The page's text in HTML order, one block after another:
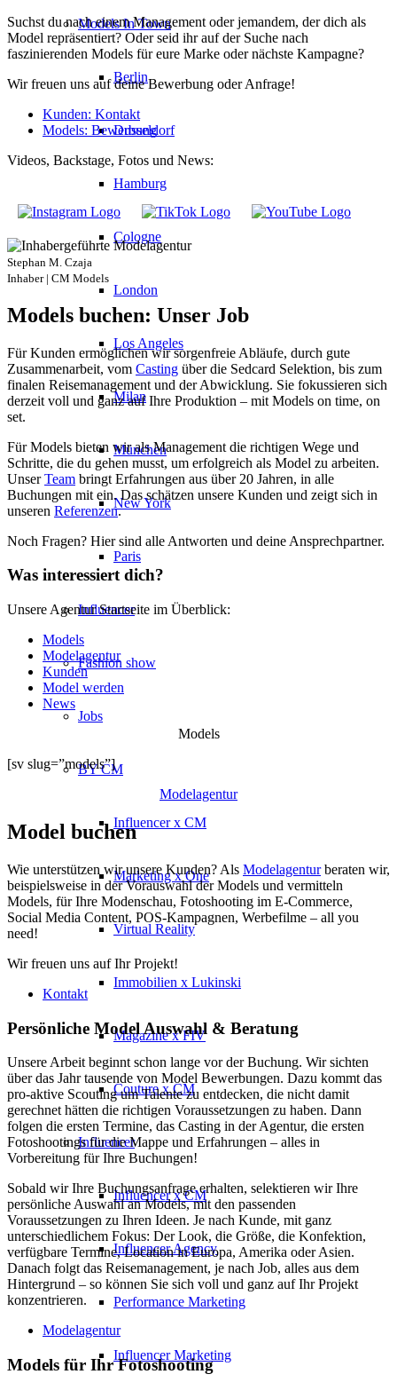
Models In Town
Berlin
Dusseldorf
Hamburg
Cologne
London
Los Angeles
Milan
München
New York
Paris
Influencer
Fashion show
Jobs
BY CM
Influencer x CM
Marketing x One
Virtual Reality
Immobilien x Lukinski
Magazine x FIV
Couture x CM
Influencer
Influencer x CM
Influencer Agency
Performance Marketing
Influencer Marketing
Suchst du nach einem Management oder jemandem, der dich als
Model repräsentiert? Oder seid ihr auf der Suche nach
faszinierenden Models für eure Marke oder nächste Kampagne?
Wir freuen uns auf deine Bewerbung oder Anfrage!
Kunden: Kontakt
Models: Bewerbung
Videos, Backstage, Fotos und News:
Stephan M. Czaja
Inhaber | CM Models
Models buchen: Unser Job
Für Kunden ermöglichen wir sorgenfreie Abläufe, durch gute
Zusammenarbeit, vom Casting über die Sedcard Selektion, bis zum
finalen Reisemanagement und der Abwicklung. Sie fokussieren sich
derzeit voll und ganz auf Ihre Produktion – mit Models on time, on
set.
Für Models bieten wir als Management die richtigen Wege und
Schritte, die du gehen musst, um erfolgreich als Model zu arbeiten.
UnserTeam bringt Erfahrungen aus über 20 Jahren, in alle
Buchungen mit ein. Das schätzen unsere Kunden und zeigt sich in
unseren Referenzen.
Noch Fragen? Hier sind alle Antworten und deine Ansprechpartner.
Was interessiert dich?
Unsere Agentur Startseite im Überblick:
Models
Modelagentur
Kunden
Model werden
News
Models
[sv slug=”models”]
Modelagentur
Model buchen
Wie unterstützen wir unsere Kunden? Als Modelagenturberaten wir,
beispielsweise in der Vorauswahl der Models und vermitteln
Models, für Ihre Modenschau, Fotoshooting im E-Commerce,
Social Media Content, POS-Kampagnen, Werbefilme – all you
need!
Wir freuen uns auf Ihr Projekt!
Kontakt
Persönliche Model Auswahl & Beratung
Unsere Arbeit beginnt schon lange vor der Buchung. Wir sichten
über das Jahr tausende von Model Bewerbungen. Dazu kommt das
pro-aktive Scouting um Talente zu entdecken, die nicht damit
gerechnet hätten die richtigen Voraussetzungen zu haben. Dann
folgen die ersten Termine, das Casting in der Agentur, die ersten
Fotoshootings für die Mappe und Erfahrungen – alles in
Vorbereitung für Ihre Buchungen!
Sobald wir Ihre Buchungsanfrage erhalten, selektieren wir Ihre
persönliche Auswahl an Models, mit den passenden
Voraussetzungen zu Ihren Ideen. Je nach Kunde, mit ganz
unterschiedlichem Fokus: Der Look, die Größe, die Konfektion,
verfügbare Termine, Location in Europa, Amerika oder Asien.
Danach folgt das Reisemanagement, je nach Job, alles aus dem
Hintergrund – so können Sie sich voll und ganz auf Ihr Projekt
konzentrieren.
Modelagentur
Models für Ihr Fotoshooting